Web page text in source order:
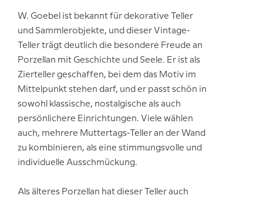
W. Goebel ist bekannt für dekorative Teller
und Sammlerobjekte, und dieser Vintage-
Teller trägt deutlich die besondere Freude an
Porzellan mit Geschichte und Seele. Er ist als
Zierteller geschaffen, bei dem das Motiv im
Mittelpunkt stehen darf, und er passt schön in
sowohl klassische, nostalgische als auch
persönlichere Einrichtungen. Viele wählen
auch, mehrere Muttertags-Teller an der Wand
zu kombinieren, als eine stimmungsvolle und
individuelle Ausschmückung.
Als älteres Porzellan hat dieser Teller auch